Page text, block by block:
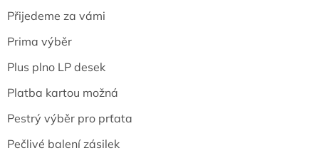
Přijedeme za vámi
Prima výběr
Plus plno LP desek
Platba kartou možná
Pestrý výběr pro prťata
Pečlivé balení zásilek